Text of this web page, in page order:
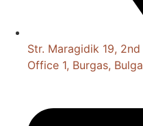
Str. Maragidik 19, 2nd
Office 1, Burgas,